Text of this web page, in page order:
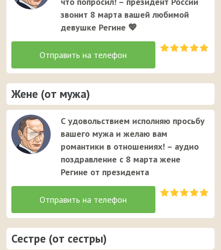
звонит 8 марта вашей любимой
девушке Регине 💖
Жене (от мужа)
С удовольствием исполняю просьбу
вашего мужа и желаю вам
романтики в отношениях! – аудио
поздравление с 8 марта жене
Регине от президента
Сестре (от сестры)